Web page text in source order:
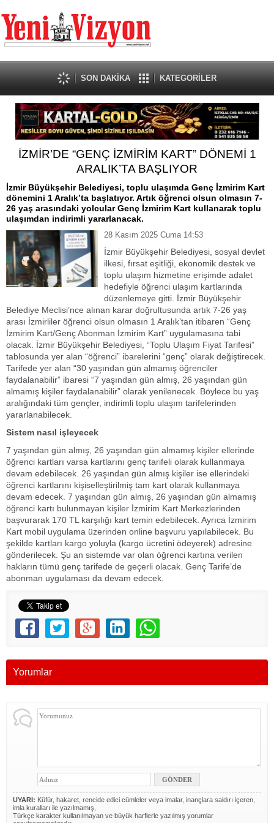
SON DAKİKA KATEGORİLER
İZMİR’DE “GENÇ İZMİRİM KART” DÖNEMİ 1
ARALIK’TA BAŞLIYOR
İzmir Büyükşehir Belediyesi, toplu ulaşımda Genç İzmirim Kart
dönemini 1 Aralık’ta başlatıyor. Artık öğrenci olsun olmasın 7-
26 yaş arasındaki yolcular Genç İzmirim Kart kullanarak toplu
ulaşımdan indirimli yararlanacak.
28 Kasım 2025 Cuma 14:53
İzmir Büyükşehir Belediyesi, sosyal devlet
ilkesi, fırsat eşitliği, ekonomik destek ve
toplu ulaşım hizmetine erişimde adalet
hedefiyle öğrenci ulaşım kartlarında
düzenlemeye gitti. İzmir Büyükşehir
Belediye Meclisi’nce alınan karar doğrultusunda artık 7-26 yaş
arası İzmirliler öğrenci olsun olmasın 1 Aralık’tan itibaren “Genç
İzmirim Kart/Genç Abonman İzmirim Kart” uygulamasına tabi
olacak. İzmir Büyükşehir Belediyesi, “Toplu Ulaşım Fiyat Tarifesi”
tablosunda yer alan “öğrenci” ibarelerini “genç” olarak değiştirecek.
Tarifede yer alan “30 yaşından gün almamış öğrenciler
faydalanabilir” ibaresi “7 yaşından gün almış, 26 yaşından gün
almamış kişiler faydalanabilir” olarak yenilenecek. Böylece bu yaş
aralığındaki tüm gençler, indirimli toplu ulaşım tarifelerinden
yararlanabilecek.
Sistem nasıl işleyecek
7 yaşından gün almış, 26 yaşından gün almamış kişiler ellerinde
öğrenci kartları varsa kartlarını genç tarifeli olarak kullanmaya
devam edebilecek. 26 yaşından gün almış kişiler ise ellerindeki
öğrenci kartlarını kişiselleştirilmiş tam kart olarak kullanmaya
devam edecek. 7 yaşından gün almış, 26 yaşından gün almamış
öğrenci kartı bulunmayan kişiler İzmirim Kart Merkezlerinden
başvurarak 170 TL karşılığı kart temin edebilecek. Ayrıca İzmirim
Kart mobil uygulama üzerinden online başvuru yapılabilecek. Bu
şekilde kartları kargo yoluyla (kargo ücretini ödeyerek) adresine
gönderilecek. Şu an sistemde var olan öğrenci kartına verilen
hakların tümü genç tarifede de geçerli olacak. Genç Tarife’de
abonman uygulaması da devam edecek.
Yorumlar
UYARI: Küfür, hakaret, rencide edici cümleler veya imalar, inançlara saldırı içeren,
imla kuralları ile yazılmamış,
Türkçe karakter kullanılmayan ve büyük harflerle yazılmış yorumlar